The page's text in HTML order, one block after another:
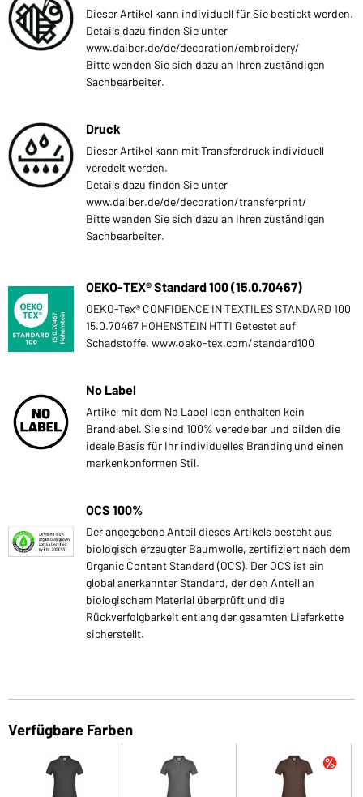
Dieser Artikel kann individuell für Sie bestickt werden.
Details dazu finden Sie unter
www.daiber.de/de/decoration/embroidery/
Bitte wenden Sie sich dazu an Ihren zuständigen
Sachbearbeiter.
Druck
Dieser Artikel kann mit Transferdruck individuell
veredelt werden.
Details dazu finden Sie unter
www.daiber.de/de/decoration/transferprint/
Bitte wenden Sie sich dazu an Ihren zuständigen
Sachbearbeiter.
OEKO-TEX® Standard 100 (15.0.70467)
OEKO-Tex® CONFIDENCE IN TEXTILES STANDARD 100
15.0.70467 HOHENSTEIN HTTI Getestet auf
Schadstoffe. www.oeko-tex.com/standard100
No Label
Artikel mit dem No Label Icon enthalten kein
Brandlabel. Sie sind 100% veredelbar und bilden die
ideale Basis für Ihr individuelles Branding und einen
markenkonformen Stil.
OCS 100%
Der angegebene Anteil dieses Artikels besteht aus
biologisch erzeugter Baumwolle, zertifiziert nach dem
Organic Content Standard (OCS). Der OCS ist ein
global anerkannter Standard, der den Anteil an
biologischem Material überprüft und die
Rückverfolgbarkeit entlang der gesamten Lieferkette
sicherstellt.
Verfügbare Farben